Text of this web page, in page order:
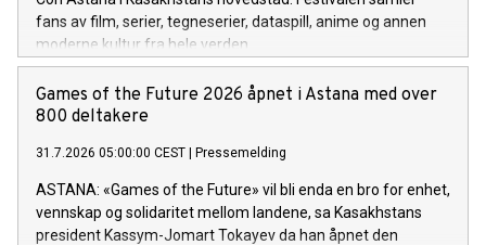
fans av film, serier, tegneserier, dataspill, anime og annen
moderne kultur fra hele verden.
Games of the Future 2026 åpnet i Astana med over
800 deltakere
31.7.2026 05:00:00 CEST Pressemelding
ASTANA: «Games of the Future» vil bli enda en bro for enhet,
vennskap og solidaritet mellom landene, sa Kasakhstans
president Kassym-Jomart Tokayev da han åpnet den